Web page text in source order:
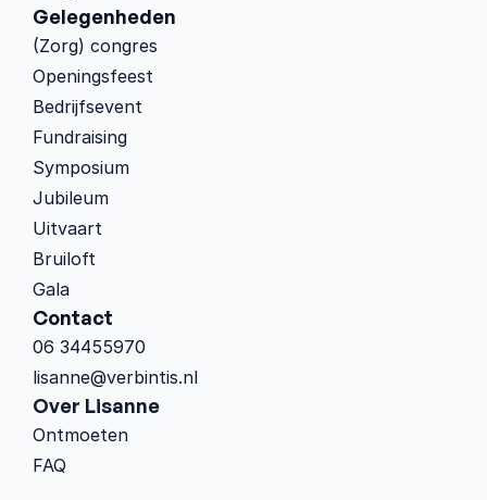
Gelegenheden
(Zorg) congres
Openingsfeest
Bedrijfsevent
Fundraising
Symposium
Jubileum
Uitvaart
Bruiloft
Gala
Contact
06 34455970
lisanne@verbintis.nl
Over Lisanne
Ontmoeten
FAQ